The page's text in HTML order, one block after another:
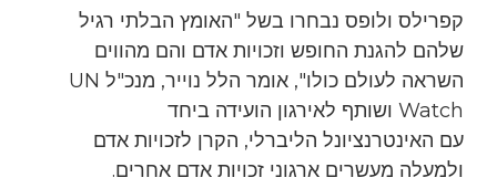
קפרילס ולופס נבחרו בשל "האומץ הבלתי רגיל
שלהם להגנת החופש וזכויות אדם והם מהווים
השראה לעולם כולו", אומר הלל נוייר, מנכ"ל UN
Watch ושותף לאירגון הועידה ביחד
עם האינטרנציונל הליברלי, הקרן לזכויות אדם
ולמעלה מעשרים ארגוני זכויות אדם אחרים.